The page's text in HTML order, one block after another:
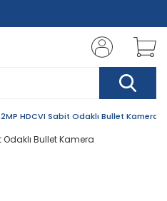
2MP HDCVI Sabit Odaklı Bullet Kamera